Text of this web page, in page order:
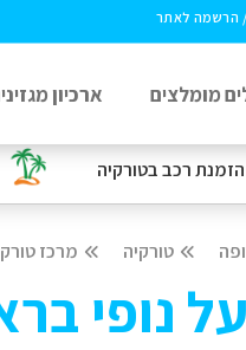
הזמנת רכבבטורקיה
הרשמה לאתר
מומלצים ארכיון
טורקיה מרכז
נופי